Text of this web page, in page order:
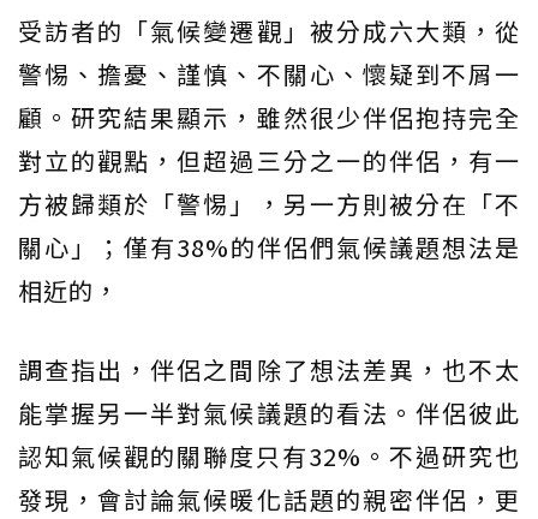
受訪者的「氣候變遷觀」被分成六大類，從
警惕、擔憂、謹慎、不關心、懷疑到不屑一
顧。研究結果顯示，雖然很少伴侶抱持完全
對立的觀點，但超過三分之一的伴侶，有一
方被歸類於「警惕」，另一方則被分在「不
關心」；僅有38%的伴侶們氣候議題想法是
相近的，
調查指出，伴侶之間除了想法差異，也不太
能掌握另一半對氣候議題的看法。伴侶彼此
認知氣候觀的關聯度只有32%。不過研究也
發現，會討論氣候暖化話題的親密伴侶，更